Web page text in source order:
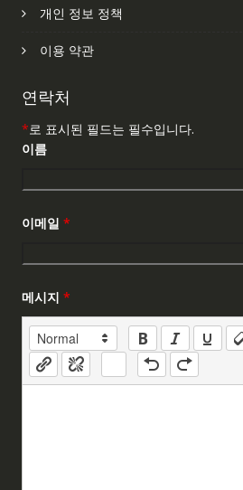
개인 정보 정책
이용 약관
연락처
*로 표시된 필드는 필수입니다.
이름
이메일 *
메시지 *